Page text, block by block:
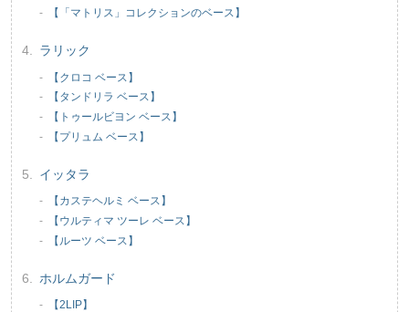
【「マトリス」コレクションのベース】
ラリック
【クロコ ベース】
【タンドリラ ベース】
【トゥールビヨン ベース】
【プリュム ベース】
イッタラ
【カステヘルミ ベース】
【ウルティマ ツーレ ベース】
【ルーツ ベース】
ホルムガード
【2LIP】